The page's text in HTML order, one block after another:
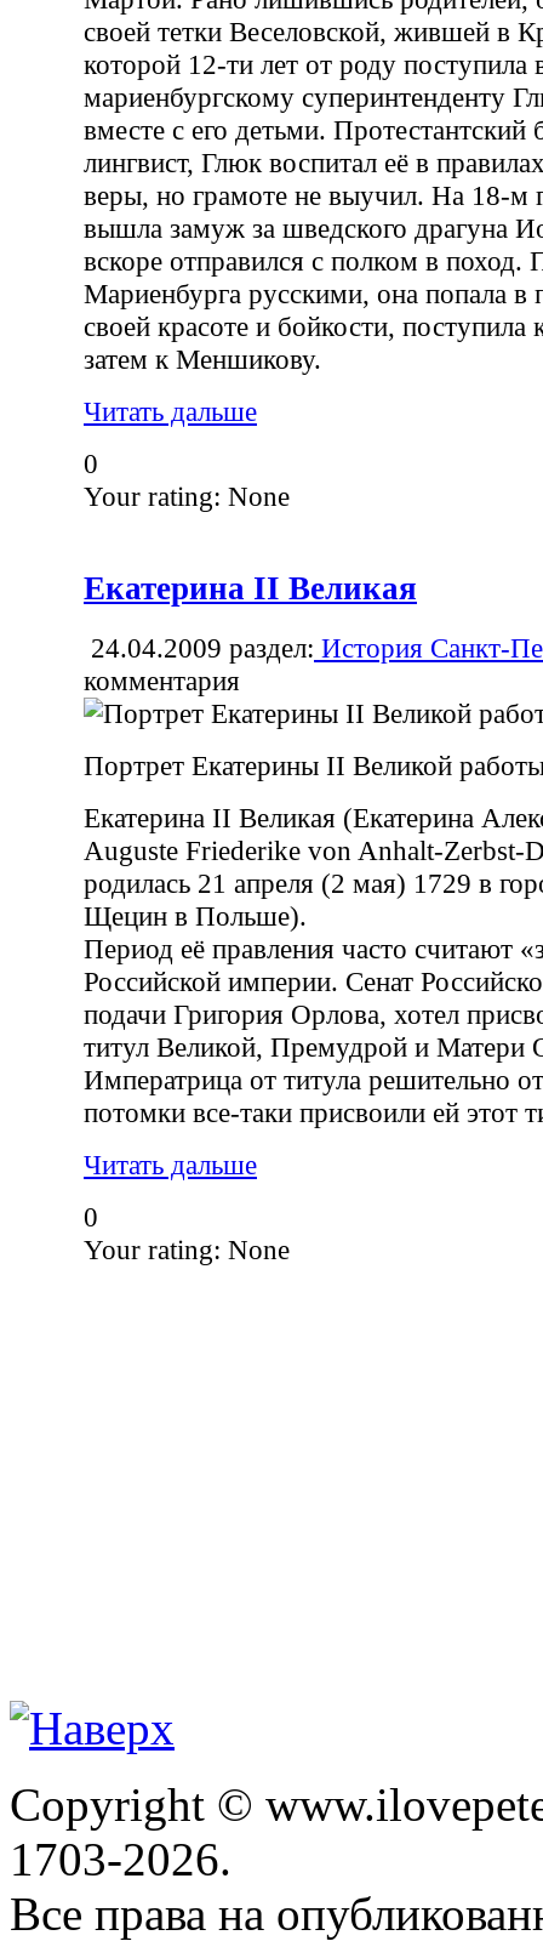
своей тетки Веселовской, жившей в
которой 12-ти лет от роду поступила
мариенбургскому суперинтенденту
вместе с его детьми. Протестантский
лингвист, Глюк воспитал её в
веры, но грамоте не выучил. На 18-м
вышла замуж за шведского драгуна
вскоре отправился с полком в поход.
Мариенбурга русскими, она попала в
своей красоте и бойкости, поступила
затем к Меншикову.
Читать дальше
0
Your rating: None
Екатерина II Великая
24.04.2009 раздел: История Санкт-
комментария
Портрет Екатерины II Великой
Екатерина II Великая (Екатерина
Auguste Friederike von Anhalt-
родилась 21 апреля (2 мая) 1729 в
Щецин в Польше).
Период её правления часто считают
Российской империи. Сенат
подачи Григория Орлова, хотел
титул Великой, Премудрой и Матери
Императрица от титула решительно
потомки все-таки присвоили ей этот
Читать дальше
0
Your rating: None
Copyright ©
1703-2026.
Все права на